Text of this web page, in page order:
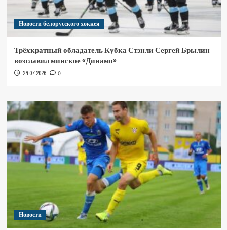
Новости белорусского хоккея
Трёхкратный обладатель Кубка Стэнли Сергей Брылин
возглавил минское «Динамо»
24.07.2026 0
Новости